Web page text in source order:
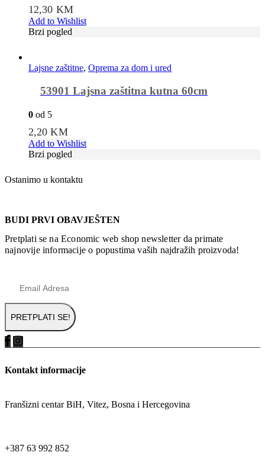
12,30 KM
Add to Wishlist
Brzi pogled
Lajsne zaštitne, Oprema za dom i ured
53901 Lajsna zaštitna kutna 60cm
0 od 5
2,20KM
Add to Wishlist
Brzi pogled
Ostanimo u kontaktu
BUDI PRVI OBAVJEŠTEN
Pretplati se na Economic web shop newsletter da primate
najnovije informacije o popustima vaših najdražih proizvoda!
Kontakt informacije
Franšizni centar BiH, Vitez, Bosna i Hercegovina
+387 63 992 852